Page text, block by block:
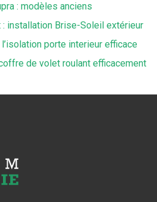
: modèles anciens
installation Brise-Soleil extérieur
porte interieur efficace
de volet roulant efficacement